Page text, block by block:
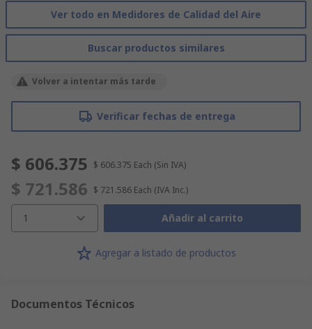
Ver todo en Medidores de Calidad del Aire
Buscar productos similares
Volver a intentar más tarde
Verificar fechas de entrega
$ 606.375 $ 606.375 Each (Sin IVA)
$ 721.586 $ 721.586 Each (IVA Inc.)
1 Añadir al carrito
Agregar a listado de productos
Documentos Técnicos